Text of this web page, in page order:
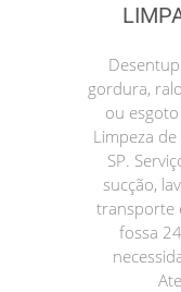
gordura,
ou
Limpeza
SP.
sucção,
transporte
fossa